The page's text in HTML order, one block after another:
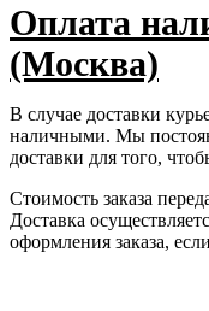
Оплата
(Москва)
В случае доставки
наличными. Мы
доставки для того,
Стоимость заказа
Доставка
оформления заказа,